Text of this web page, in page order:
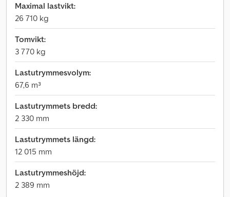
Maximal lastvikt:
26 710 kg
Tomvikt:
3 770 kg
Lastutrymmesvolym:
67,6 m³
Lastutrymmets bredd:
2 330 mm
Lastutrymmets längd:
12 015 mm
Lastutrymmeshöjd:
2 389 mm